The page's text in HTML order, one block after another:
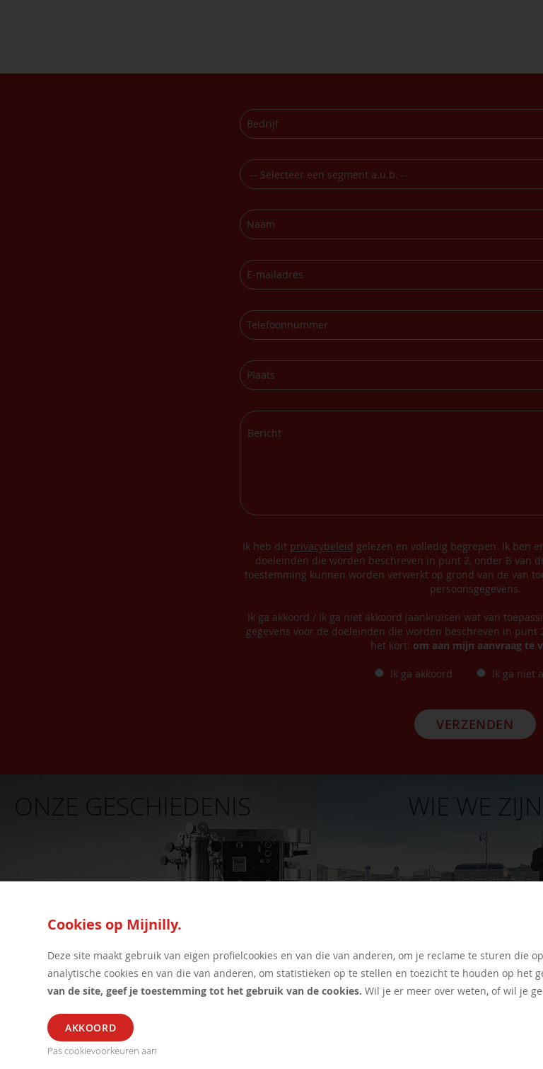
Ik heb dit privacybeleid gelezen en volledig begrepen. Ik ben
doeleinden die worden beschreven in punt 2, onder B van
toestemming kunnen worden verwerkt op grond van de van
persoonsgegevens.
Ik ga akkoord / Ik ga niet akkoord (aankruisen wat van
gegevens voor de doeleinden die worden beschreven in punt
het kort: om aan mijn aanvraag te
Ik ga akkoord Ik ga niet
VERZENDEN
ONZE GESCHIEDENIS WIE WE ZIJN
ALGEMEEN
Cookies op Mijnilly.
Deze site maakt gebruik van eigen profielcookies en van die van anderen, om je reclame te sturen die
analytische cookies en van die van anderen, om statistieken op te stellen en toezicht te houden op het
van de site, geef je toestemming tot het gebruik van de cookies. Wil je er meer over weten, of wil je
Pas cookievoorkeuren aan